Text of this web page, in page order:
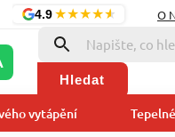
4.9★★★★★ O
Hledat
vytápění